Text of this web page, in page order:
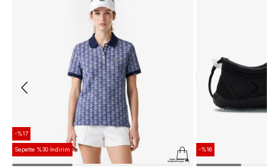
-%17
Sepette %30 İndirim -%16